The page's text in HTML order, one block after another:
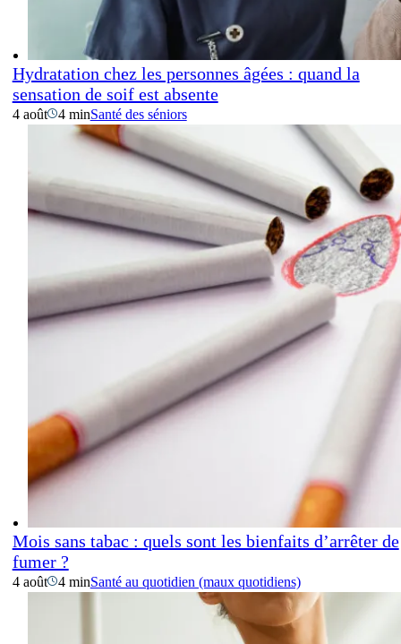
Hydratation chez les personnes âgées : quand la
sensation de soif est absente
4 août 4 minSanté des séniors
Mois sans tabac : quels sont les bienfaits d’arrêter de
fumer ?
4 août 4 minSanté au quotidien (maux quotidiens)